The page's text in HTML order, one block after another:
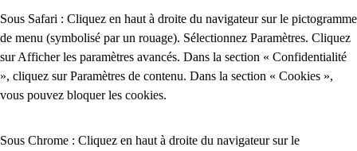
Sous Safari : Cliquez en haut à droite du navigateur sur le pictogramme
de menu (symbolisé par un rouage). Sélectionnez Paramètres. Cliquez
sur Afficher les paramètres avancés. Dans la section « Confidentialité
», cliquez sur Paramètres de contenu. Dans la section « Cookies »,
vous pouvez bloquer les cookies.
Sous Chrome : Cliquez en haut à droite du navigateur sur le